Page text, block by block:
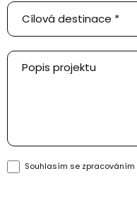
Souhlasím se zpracováním